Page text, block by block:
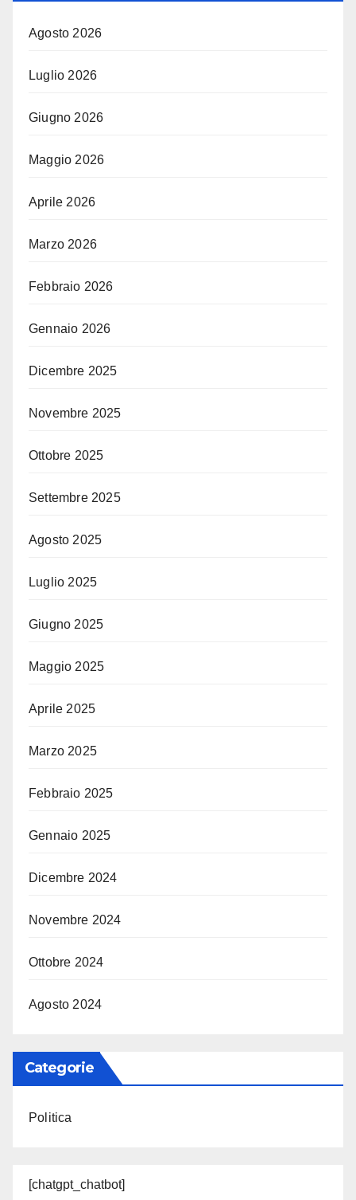
Agosto 2026
Luglio 2026
Giugno 2026
Maggio 2026
Aprile 2026
Marzo 2026
Febbraio 2026
Gennaio 2026
Dicembre 2025
Novembre 2025
Ottobre 2025
Settembre 2025
Agosto 2025
Luglio 2025
Giugno 2025
Maggio 2025
Aprile 2025
Marzo 2025
Febbraio 2025
Gennaio 2025
Dicembre 2024
Novembre 2024
Ottobre 2024
Agosto 2024
Categorie
Politica
[chatgpt_chatbot]